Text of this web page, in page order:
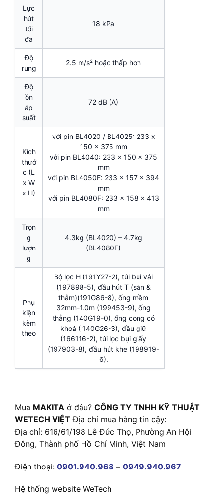
Lực
hút
tối
đa
18 kPa
Độ
rung
2.5 m/s² hoặc thấp hơn
Độ
ồn
áp
suất
72 dB (A)
Kích
thướ
c (L
x W
x H)
với pin BL4020 / BL4025: 233 x
150 x 375 mm
với pin BL4040: 233 x 150 x 375
mm
với pin BL4050F: 233 x 157 x 394
mm
với pin BL4080F: 233 x 158 x 413
mm
Trọn
g
lượn
g
4.3kg (BL4020) – 4.7kg
(BL4080F)
Phụ
kiện
kèm
theo
Bộ lọc H (191Y27-2), túi bụi vải
(197898-5), đầu hút T (sàn &
thảm)(191G86-8), ống mềm
32mm-1.0m (199453-9), ống
thẳng (140G19-0), ống cong có
khoá ( 140G26-3), đầu giữ
(166116-2), túi lọc bụi giấy
(197903-8), đầu hút khe (198919-
6).
Mua MAKITA ở đâu? CÔNG TY TNHH KỸ THUẬT
WETECH VIỆT Địa chỉ mua hàng tin cậy:
Địa chỉ: 616/61/198 Lê Đức Thọ, Phường An Hội
Đông, Thành phố Hồ Chí Minh, Việt Nam
Điện thoại: 0901.940.968 – 0949.940.967
Hệ thống website WeTech